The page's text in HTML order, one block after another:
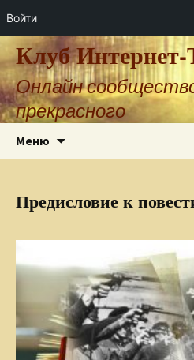
Войти
Клуб
Онлайн
прекрасного
Меню
Предисловие к